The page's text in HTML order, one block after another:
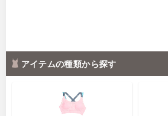
アイテムの種類から探す